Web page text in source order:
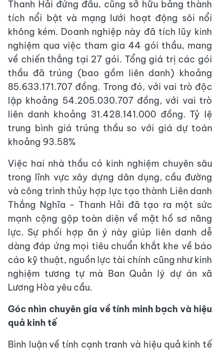
Thanh Hải đứng đầu, cũng sở hữu bảng thành
tích nổi bật và mạng lưới hoạt động sôi nổi
không kém. Doanh nghiệp này đã tích lũy kinh
nghiệm qua việc tham gia 44 gói thầu, mang
về chiến thắng tại 27 gói. Tổng giá trị các gói
thầu đã trúng (bao gồm liên danh) khoảng
85.633.171.707 đồng. Trong đó, với vai trò độc
lập khoảng 54.205.030.707 đồng, với vai trò
liên danh khoảng 31.428.141.000 đồng. Tỷ lệ
trung bình giá trúng thầu so với giá dự toán
khoảng 93.58%
Việc hai nhà thầu có kinh nghiệm chuyên sâu
trong lĩnh vực xây dựng dân dụng, cầu đường
và công trình thủy hợp lực tạo thành Liên danh
Thắng Nghĩa - Thanh Hải đã tạo ra một sức
mạnh cộng gộp toàn diện về mặt hồ sơ năng
lực. Sự phối hợp ăn ý này giúp liên danh dễ
dàng đáp ứng mọi tiêu chuẩn khắt khe về báo
cáo kỹ thuật, nguồn lực tài chính cũng như kinh
nghiệm tương tự mà Ban Quản lý dự án xã
Lương Hòa yêu cầu.
Góc nhìn chuyên gia về tính minh bạch và hiệu
quả kinh tế
Bình luận về tính cạnh tranh và hiệu quả kinh tế